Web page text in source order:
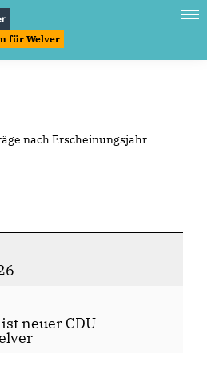
für Welver
nach Erscheinungsjahr
neuer CDU-